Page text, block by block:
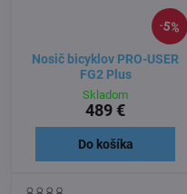
5%
Nosič bicyklov PRO-USER
FG2 Plus
Skladom
489 €
Do košíka